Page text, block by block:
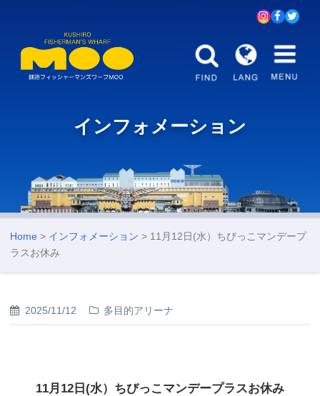
インフォメーション
Home > インフォメーション > 11月12日(水）ちびっこマンデープ
ラスお休み
2025/11/12 多目的アリーナ
11月12日(水）ちびっこマンデープラスお休み